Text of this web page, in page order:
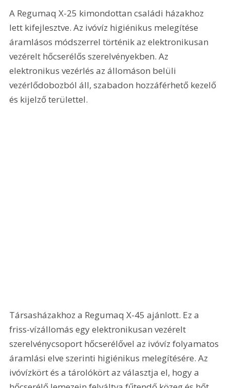
A Regumaq X-25 kimondottan családi házakhoz
lett kifejlesztve. Az ivóvíz higiénikus melegítése
áramlásos módszerrel történik az elektronikusan
vezérelt hőcserélős szerelvényekben. Az
elektronikus vezérlés az állomáson belüli
vezérlődobozból áll, szabadon hozzá­férhető kezelő
és kijelző területtel.
Társasházakhoz a Regumaq X-45 ajánlott. Ez a
friss-vízállomás egy elektronikusan vezérelt
szerelvénycsoport hőcserélővel az ivóvíz folyamatos
áramlási elve szerinti higiénikus melegítésére. Az
ivóvízkört és a tárolókört az választja el, hogy a